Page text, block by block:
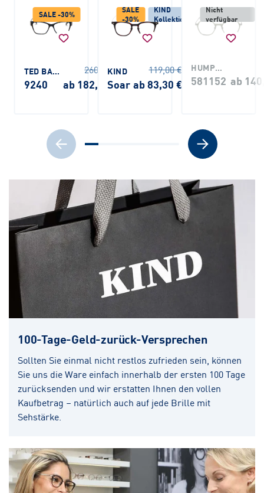
SALE -30%
TED BAKER
9240
260,00 €
ab 182,00 €
SALE
-30%
KIND
Kollektion
KIND
Soar
119,00 €
ab 83,30 €
Nicht
verfügbar
HUMPHREY'S
581152 ab
100-Tage-Geld-zurück-Versprechen
Sollten Sie einmal nicht restlos zufrieden sein, können
Sie uns die Ware einfach innerhalb der ersten 100 Tage
zurücksenden und wir erstatten Ihnen den vollen
Kaufbetrag – natürlich auch auf jede Brille mit
Sehstärke.